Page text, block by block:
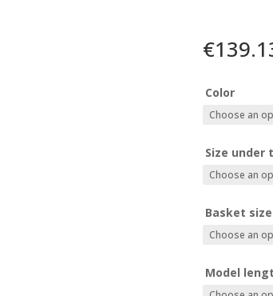
€
Color
Size under
Basket size
Model